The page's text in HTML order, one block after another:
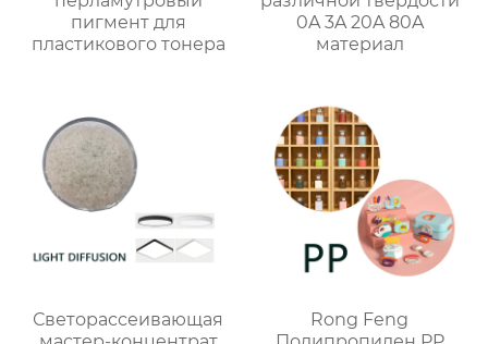
пигмент для
пластикового тонера
0A 3A 20A 80A
материал
Светорассеивающая
Rong Feng